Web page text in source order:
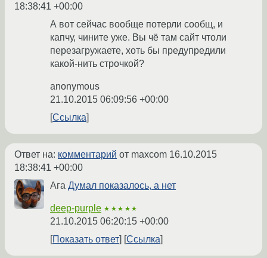
18:38:41 +00:00
А вот сейчас вообще потерли сообщ, и
капчу, чините уже. Вы чё там сайт чтоли
перезагружаете, хоть бы предупредили
какой-нить строчкой?
anonymous
21.10.2015 06:09:56 +00:00
Ссылка
Ответ на: комментарий от maxcom 16.10.2015
18:38:41 +00:00
Ага Думал показалось, а нет
deep-purple ★★★★★
21.10.2015 06:20:15 +00:00
Показать ответ
Ссылка